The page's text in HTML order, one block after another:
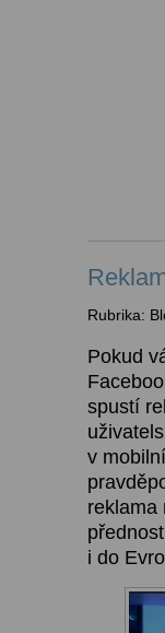
Rubrika:
Pokud
spustí
v
reklama
i do